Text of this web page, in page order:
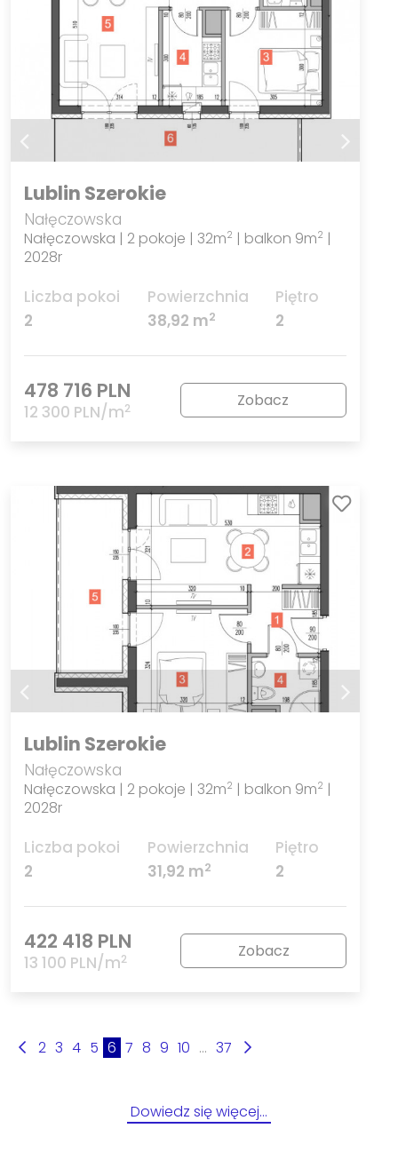
Lublin Szerokie
Nałęczowska
Nałęczowska | 2 pokoje | 32m2 | balkon 9m2 |
2028r
Liczba pokoi
2
Powierzchnia
38,92 m2
Piętro
2
478 716 PLN
12 300 PLN/m2 Zobacz
Lublin Szerokie
Nałęczowska
Nałęczowska | 2 pokoje | 32m2 | balkon 9m2 |
2028r
Liczba pokoi
2
Powierzchnia
31,92 m2
Piętro
2
422 418 PLN
13 100 PLN/m2 Zobacz
2 3 4 5 6 7 8 9 10 ... 37
Dowiedz się więcej…